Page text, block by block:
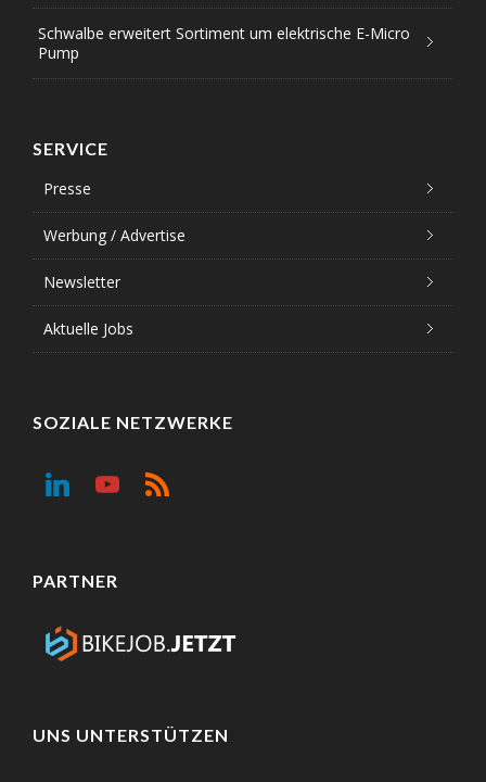
Schwalbe erweitert Sortiment um elektrische E-Micro
Pump
SERVICE
Presse
Werbung / Advertise
Newsletter
Aktuelle Jobs
SOZIALE NETZWERKE
PARTNER
UNS UNTERSTÜTZEN